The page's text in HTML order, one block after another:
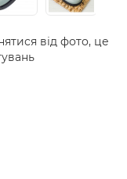
від фото, це